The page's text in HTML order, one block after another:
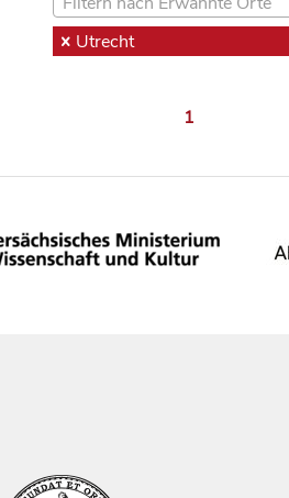
Utrecht
1